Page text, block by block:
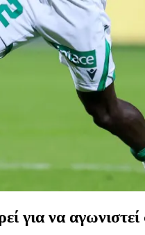
για να